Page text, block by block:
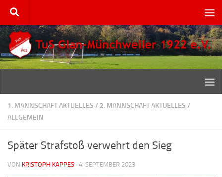
Zum Inhalt springen
1. MANNSCHAFT AKTUELLES / 2. MANNSCHAFT AKTUELLES /
ALLGEMEIN
Später Strafstoß verwehrt den Sieg
VON KRISTOPH KAPPES · 4. SEPTEMBER 2023